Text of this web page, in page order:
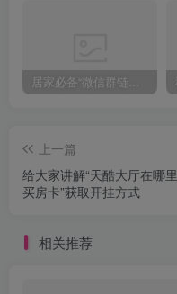
居家必备“微信群链接炸金 花房卡”获取房卡教程
上一篇
给大家讲解“天酷大厅在哪里
买房卡”获取开挂方式
相关推荐